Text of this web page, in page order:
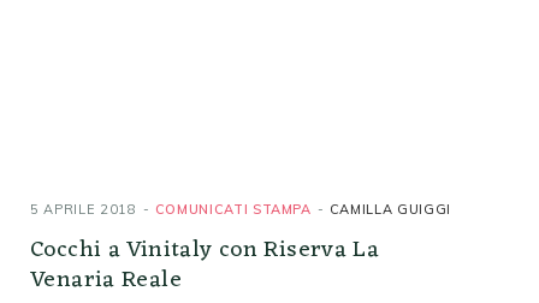
5 APRILE 2018 COMUNICATI STAMPA CAMILLA GUIGGI
Cocchi a Vinitaly con Riserva La
Venaria Reale